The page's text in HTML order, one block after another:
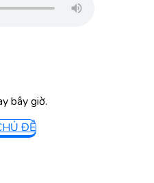
bây giờ.
ĐỀ